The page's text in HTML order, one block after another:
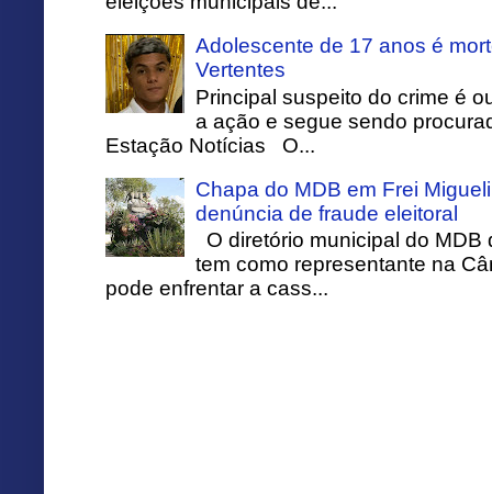
Adolescente de 17 anos é
Vertentes
Principal suspeito do crime é
a ação e segue sendo
Estação Notícias O...
Chapa do MDB em Frei
denúncia de fraude eleitoral
O diretório municipal do
tem como representante na
pode enfrentar a cass...